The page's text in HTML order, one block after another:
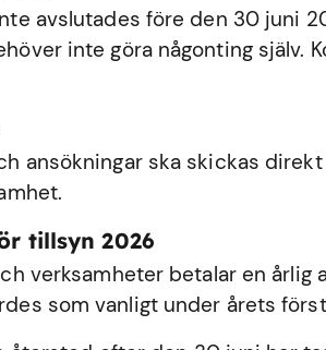
avslutades före den 30 juni
inte göra någonting själv.
ansökningar ska skickas
tillsyn 2026
verksamheter betalar en årlig
som vanligt under årets